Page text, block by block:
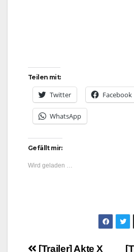
Teilen mit:
Twitter Facebook
WhatsApp
Gefällt mir:
Wird geladen …
[Trailer] Akte X